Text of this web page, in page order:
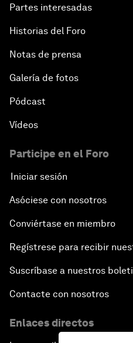
Partes interesadas
Historias del Foro
Notas de prensa
Galería de fotos
Pódcast
Vídeos
Participe en el Foro
Iniciar sesión
Asóciese con nosotros
Conviértase en miembro
Regístrese para recibir
Suscríbase a nuestros
Contacte con nosotros
Enlaces directos